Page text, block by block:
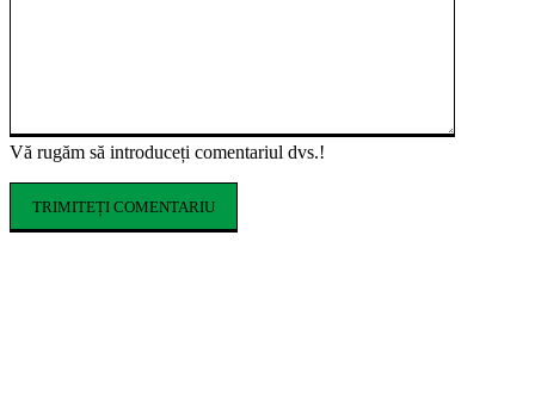
Vă rugăm să introduceți comentariul dvs.!